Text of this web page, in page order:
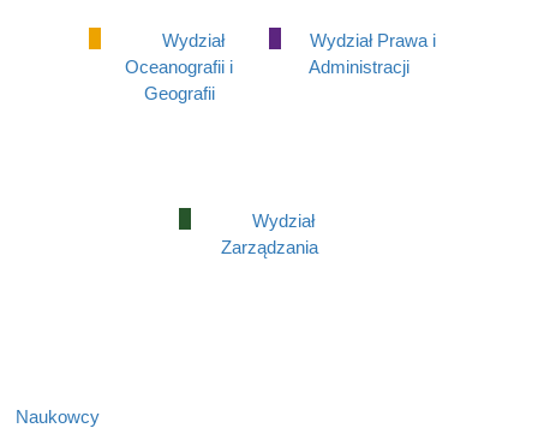
Wydział
Oceanografii i
Geografii
Wydział Prawa i
Administracji
Wydział
Zarządzania
Naukowcy